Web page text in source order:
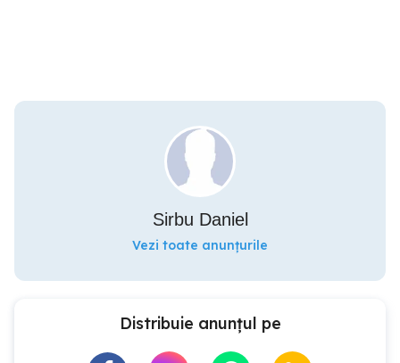
Sirbu Daniel
Vezi toate anunțurile
Distribuie anunțul pe